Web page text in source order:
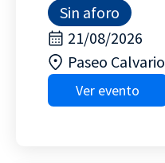
Sin aforo
21/08/2026
Paseo Calvario
Ver evento